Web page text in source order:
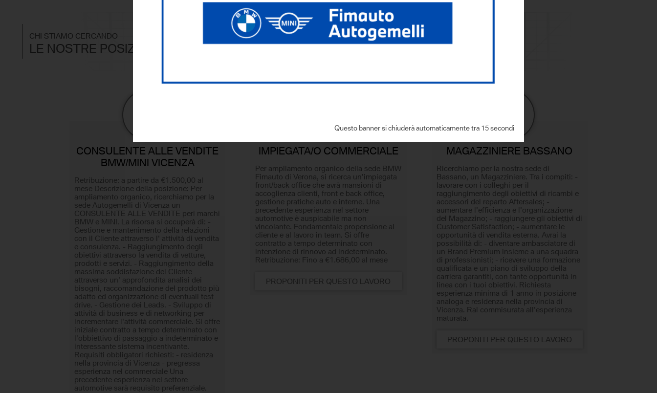
Questo banner si chiuderà automaticamente tra 14 secondi
CHI STIAMO CERCANDO
LE NOSTRE POSIZIONI VACANTI
CONSULENTE ALLE VENDITE
BMW/MINI VICENZA
Retribuzione: a partire da €1.500,00 al
mese Descrizione della posizione: Per
ampliamento organico, ricerchiamo per la
sede Autogemelli di Vicenza un
CONSULENTE ALLE VENDITE peri marchi
BMW e MINI. La risorsa si occuperà di: -
Gestione e mantenimento della relazioni
con il Cliente attraverso l' attività di vendita
e consulenza. - Raggiungimento degli
obiettivi attraverso la vendita di vetture,
prodotti e servizi. - Raggiungimento della
massima soddisfazione del Cliente
attraverso un' approfondita analisi dei
bisogni, raccomandazione del prodotto più
adatto ed organizzazione di eventuali test
drive. - Gestione dei Leads. - Sviluppo di
attività di business e di networking per
incrementare l'attività commerciale. Si offre
iniziale contratto a tempo determinato con
l'obbiettivo di passaggio a indeterminato e
interessante sistema incentivante.
Requisiti obbligatori richiesti: - residenza
nella provincia di Vicenza - pregressa
esperienza nel commerciale Una
precedente esperienza nel settore
automotive sarà requisito preferenziale.
IMPIEGATA/O COMMERCIALE
Per ampliamento organico della sede BMW
Fimauto di Verona, si ricerca un'impiegata
front/back office che avrà mansioni di
accoglienza clienti, front e back office,
gestione pratiche auto e interne. Una
precedente esperienza nel settore
automotive è auspicabile ma non
vincolante. Fondamentale propensione al
cliente e al lavoro in team. Si offre
contratto a tempo determinato con
intenzione di rinnovo ad indeterminato.
Retribuzione: Fino a €1.686,00 al mese
PROPONITI PER QUESTO LAVORO
MAGAZZINIERE BASSANO
Ricerchiamo per la nostra sede di
Bassano, un Magazziniere. Tra i compiti: -
lavorare con i colleghi per il
raggiungimento degli obiettivi di ricambi e
accessori del reparto Aftersales; -
aumentare l'efficienza e l'organizzazione
del Magazzino; - raggiungere gli obiettivi di
Customer Satisfaction; - aumentare le
opportunità di vendita esterna. Avrai la
possibilità di: - diventare ambasciatore di
un Brand Premium insieme a una squadra
di professionisti; - ricevere una formazione
qualificata e un piano di sviluppo della
carriera garantiti, con tante opportunità in
linea con i tuoi obiettivi. Richiesta
esperienza minima di 1 anno in posizione
analoga e residenza nella provincia di
Vicenza. Ral commisurata all'esperienza
maturata.
PROPONITI PER QUESTO LAVORO